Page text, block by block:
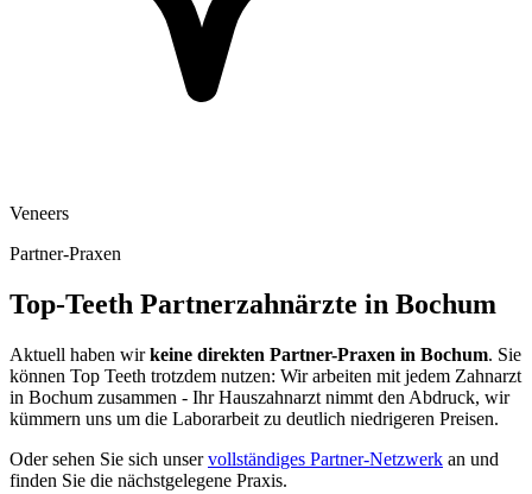
Veneers
Partner-Praxen
Top-Teeth Partnerzahnärzte in Bochum
Aktuell haben wirkeine direkten Partner-Praxen in Bochum. Sie
können Top Teeth trotzdem nutzen: Wir arbeiten mit jedem Zahnarzt
in Bochum zusammen - Ihr Hauszahnarzt nimmt den Abdruck, wir
kümmern uns um die Laborarbeit zu deutlich niedrigeren Preisen.
Oder sehen Sie sich unservollständiges Partner-Netzwerk an und
finden Sie die nächstgelegene Praxis.